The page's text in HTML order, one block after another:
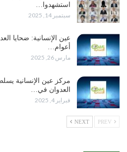
استشهدوا…
سبتمبر 14, 2025
أعوام…
مارس 26, 2025
مركز عين الإنسانية
العدوان في…
فبراير 4, 2025
NEXT